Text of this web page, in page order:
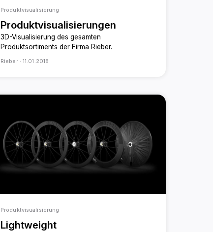
Produktvisualisierung
Produktvisualisierungen
3D-Visualisierung des gesamten
Produktsortiments der Firma Rieber.
Rieber · 11.01.2018
Produktvisualisierung
Lightweight